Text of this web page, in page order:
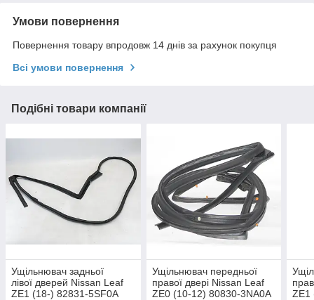
Умови повернення
Повернення товару впродовж 14 днів за рахунок покупця
Всі умови повернення
Подібні товари компанії
Ущільнювач задньої
лівої дверей Nissan Leaf
ZE1 (18-) 82831-5SF0A
Ущільнювач передньої
правої двері Nissan Leaf
ZE0 (10-12) 80830-3NA0A
ZE1